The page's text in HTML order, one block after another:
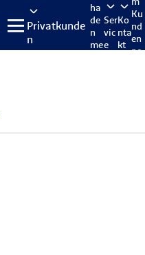
Privatkunde
n
ha
de
n
me
Ser
vic
e
Ko
nta
kt
Ku
nd
en
po